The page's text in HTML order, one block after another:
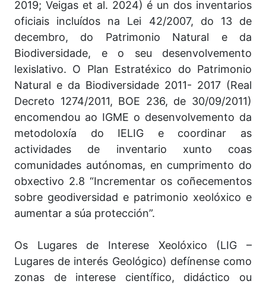
2019; Veigas et al. 2024) é un dos inventarios
oficiais incluídos na Lei 42/2007, do 13 de
decembro, do Patrimonio Natural e da
Biodiversidade, e o seu desenvolvemento
lexislativo. O Plan Estratéxico do Patrimonio
Natural e da Biodiversidade 2011- 2017 (Real
Decreto 1274/2011, BOE 236, de 30/09/2011)
encomendou ao IGME o desenvolvemento da
metodoloxía do IELIG e coordinar as
actividades de inventario xunto coas
comunidades autónomas, en cumprimento do
obxectivo 2.8 “Incrementar os coñecementos
sobre geodiversidad e patrimonio xeolóxico e
aumentar a súa protección”.
Os Lugares de Interese Xeolóxico (LIG –
Lugares de interés Geológico) defínense como
zonas de interese científico, didáctico ou